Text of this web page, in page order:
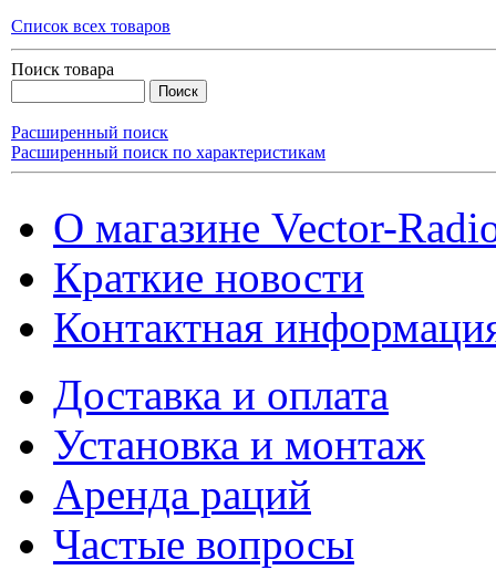
Список всех товаров
Поиск товара
Расширенный поиск
Расширенный поиск по характеристикам
О магазине Vector-
Краткие новости
Контактная
Доставка и оплата
Установка и монтаж
Аренда раций
Частые вопросы